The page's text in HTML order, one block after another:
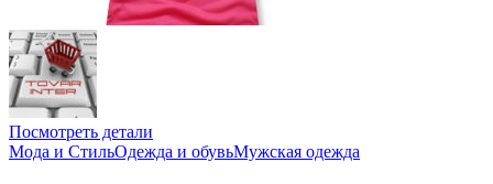
Посмотреть детали
Мода и СтильОдежда и обувьМужская одежда